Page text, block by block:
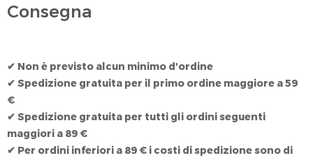
Consegna
✔ Non è previsto alcun minimo d'ordine
✔ Spedizione gratuita per il primo ordine maggiore a 59
€
✔ Spedizione gratuita per tutti gli ordini seguenti
maggiori a 89 €
✔ Per ordini inferiori a 89 € i costi di spedizione sono di